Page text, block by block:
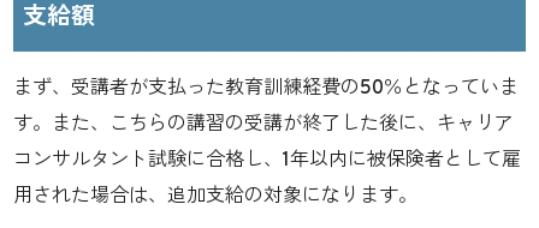
支給額
まず、受講者が支払った教育訓練経費の50％となっていま
す。また、こちらの講習の受講が終了した後に、キャリア
コンサルタント試験に合格し、1年以内に被保険者として雇
用された場合は、追加支給の対象になります。